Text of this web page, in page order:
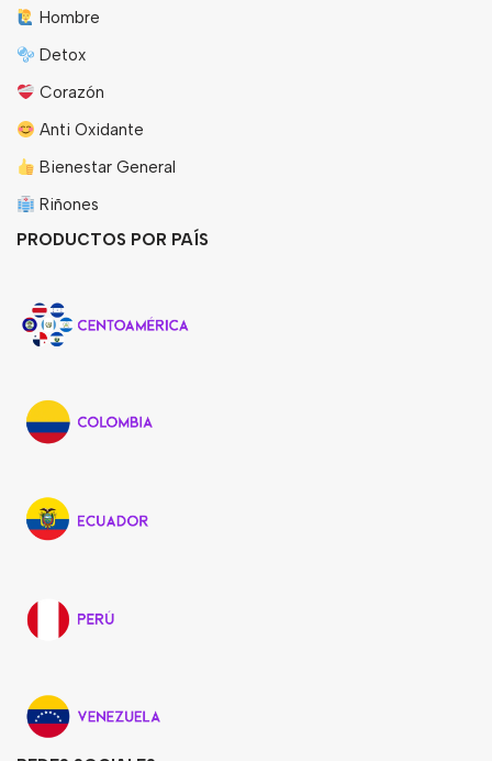
Hombre
Detox
Corazón
Anti Oxidante
Bienestar General
Riñones
PRODUCTOS POR PAÍS